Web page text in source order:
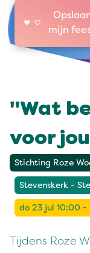
mijn
"Wat
voor
Stichting Roze
Stevenskerk -
do 23 jul 10:00 -
Tijdens Roze